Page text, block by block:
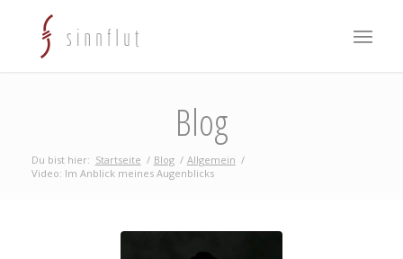
Blog
Du bist hier: Startseite / Blog / Allgemein /
Video: Im Anblick meines Augenblicks